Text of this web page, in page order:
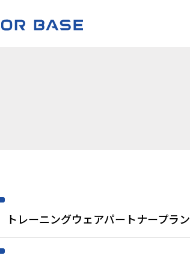
レーニングウェアパートナープラン